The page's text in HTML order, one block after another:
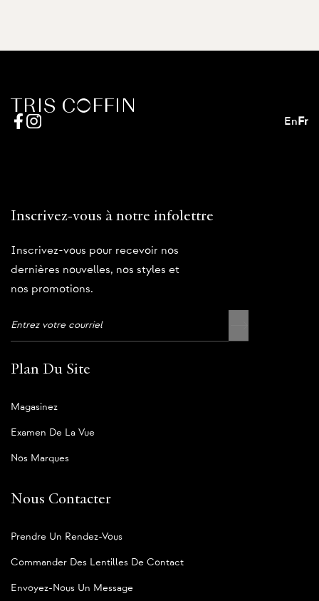
EnFr
Inscrivez-vous à notre infolettre
Inscrivez-vous pour recevoir nos
dernières nouvelles, nos styles et
nos promotions.
Plan Du Site
Magasinez
Examen De La Vue
Nos Marques
Nous Contacter
Prendre Un Rendez-Vous
Commander Des Lentilles De Contact
Envoyez-Nous Un Message